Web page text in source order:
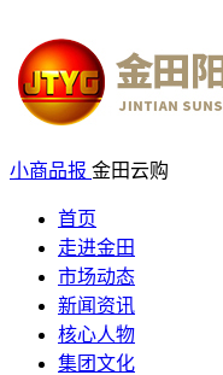
小商品报 金田云购
首页
走进金田
市场动态
新闻资讯
核心人物
集团文化